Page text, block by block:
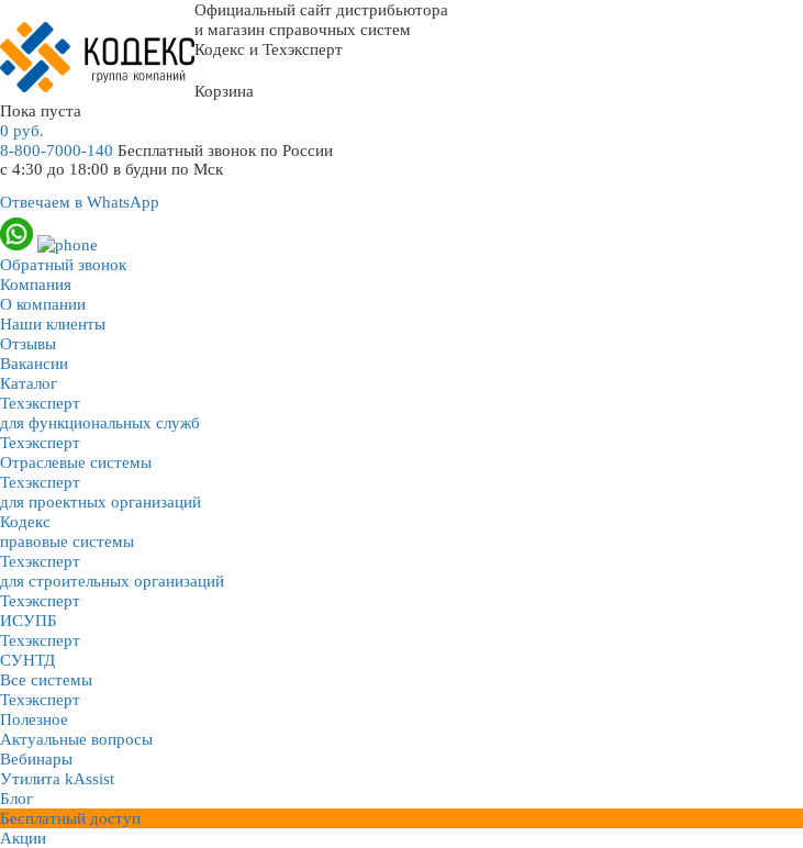
Официальный сайт дистрибьютора
и магазин справочных систем
Кодекс и Техэксперт
Корзина
Пока пуста
0 руб.
8-800-7000-140 Бесплатный звонок по России
с 4:30 до 18:00 в будни по Мск
Отвечаем в WhatsApp
Обратный звонок
Компания
О компании
Наши клиенты
Отзывы
Вакансии
Каталог
Техэксперт
для функциональных служб
Техэксперт
Отраслевые системы
Техэксперт
для проектных организаций
Кодекс
правовые системы
Техэксперт
для строительных организаций
Техэксперт
ИСУПБ
Техэксперт
СУНТД
Все системы
Техэксперт
Полезное
Актуальные вопросы
Вебинары
Утилита kAssist
Блог
Бесплатный доступ
Акции